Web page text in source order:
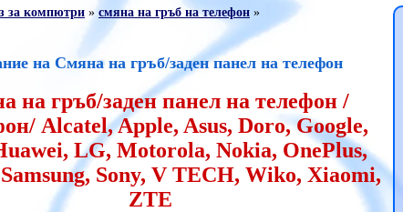
за компютри » смяна на гръб на телефон »
на Смяна на гръб/заден панел на телефон
на гръб/заден панел на телефон /
Alcatel, Apple, Asus, Doro, Google,
LG, Motorola, Nokia, OnePlus,
Sony, V TECH, Wiko, Xiaomi,
ZTE